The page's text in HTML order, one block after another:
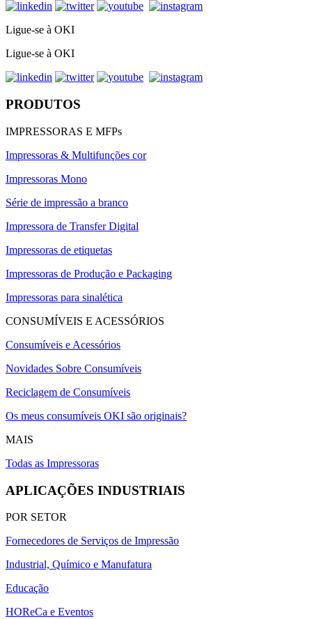
Ligue-se à OKI
Ligue-se à OKI
PRODUTOS
IMPRESSORAS E MFPs
Impressoras & Multifunções cor
Impressoras Mono
Série de impressão a branco
Impressora de Transfer Digital
Impressoras de etiquetas
Impressoras de Produção e Packaging
Impressoras para sinalética
CONSUMÍVEIS E ACESSÓRIOS
Consumíveis e Acessórios
Novidades Sobre Consumíveis
Reciclagem de Consumíveis
Os meus consumíveis OKI são originais?
MAIS
Todas as Impressoras
APLICAÇÕES INDUSTRIAIS
POR SETOR
Fornecedores de Serviços de Impressão
Industrial, Químico e Manufatura
Educação
HOReCa e Eventos